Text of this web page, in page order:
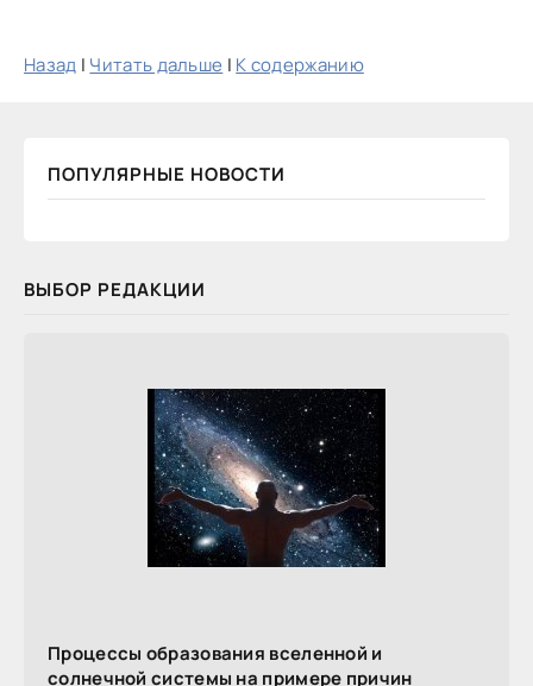
Назад | Читать дальше | К содержанию
ПОПУЛЯРНЫЕ НОВОСТИ
ВЫБОР РЕДАКЦИИ
Процессы образования вселенной и
солнечной системы на примере причин